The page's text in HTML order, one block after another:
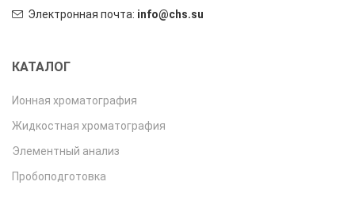
Электронная почта: info@chs.su
КАТАЛОГ
Ионная хроматография
Жидкостная хроматография
Элементный анализ
Пробоподготовка